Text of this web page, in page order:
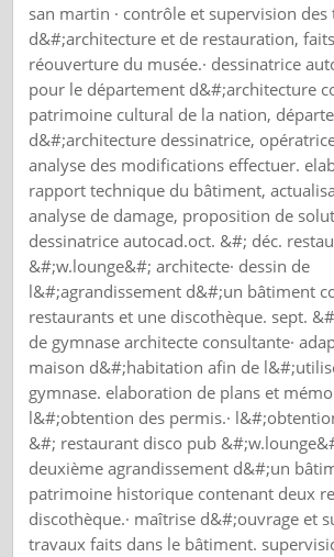
san martin · contrôle et supervision des
d&#;architecture et de restauration,
réouverture du musée.· dessinatrice
pour le département d&#;architecture
patrimoine cultural de la nation,
d&#;architecture dessinatrice,
analyse des modifications effectuer.
rapport technique du bâtiment,
analyse de damage, proposition de
dessinatrice autocad.oct. &#; déc.
&#;w.lounge&#; architecte· dessin de
l&#;agrandissement d&#;un bâtiment
restaurants et une discothèque. sept.
de gymnase architecte consultante·
maison d&#;habitation afin de
gymnase. elaboration de plans et
l&#;obtention des permis.·
&#; restaurant disco pub
deuxième agrandissement d&#;un
patrimoine historique contenant deux
discothèque.· maîtrise d&#;ouvrage et
travaux faits dans le bâtiment.